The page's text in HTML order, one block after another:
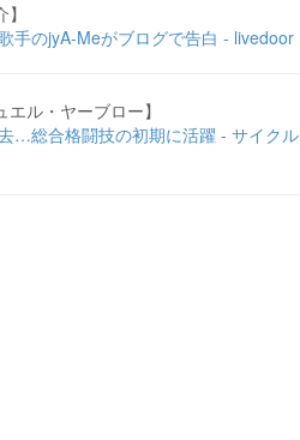
手のjyA-Meがブログで告白 - livedoor
ル・ヤーブロー】
…総合格闘技の初期に活躍 - サイクル